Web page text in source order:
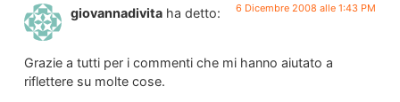
giovannadivita ha detto: 6 Dicembre 2008 alle 1:43 PM
Grazie a tutti per i commenti che mi hanno aiutato a
riflettere su molte cose.